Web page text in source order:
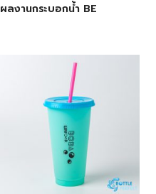
ผลงานกระบอกน้ำ BE